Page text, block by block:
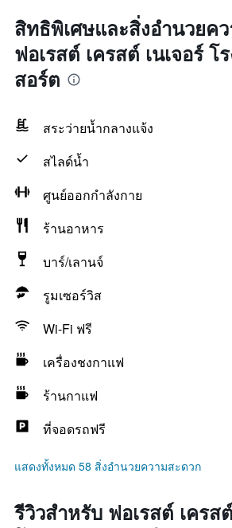
สิทธิพิเศษและสิ่งอำนวยค
ฟอเรสต์ เครสต์ เนเจอร์ โ
สอร์ต
สระว่ายน้ำกลางแจ้ง
สไลด์น้ำ
ศูนย์ออกกำลังกาย
ร้านอาหาร
บาร์/เลานจ์
รูมเซอร์วิส
Wi-Fi ฟรี
เครื่องชงกาแฟ
ร้านกาแฟ
ที่จอดรถฟรี
แสดงทั้งหมด 58 สิ่งอำนวยความสะดวก
รีวิวสำหรับ ฟอเรสต์ เครส